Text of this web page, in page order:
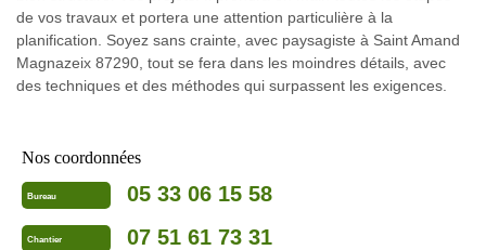
de vos travaux et portera une attention particulière à la
planification. Soyez sans crainte, avec paysagiste à Saint Amand
Magnazeix 87290, tout se fera dans les moindres détails, avec
des techniques et des méthodes qui surpassent les exigences.
Nos coordonnées
Bureau 05 33 06 15 58
Chantier 07 51 61 73 31